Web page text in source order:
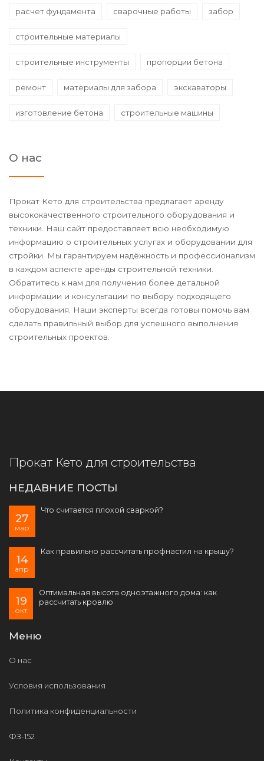
расчет фундамента сварочные работы забор
строительные материалы
строительные инструменты пропорции бетона
ремонт материалы для забора экскаваторы
изготовление бетона строительные машины
О нас
Прокат Кето для строительства предлагает аренду
высококачественного строительного оборудования и
техники. Наш сайт предоставляет всю необходимую
информацию о строительных услугах и оборудовании для
стройки. Мы гарантируем надёжность и профессионализм
в каждом аспекте аренды строительной техники.
Обратитесь к нам для получения более детальной
информации и консультации по выбору подходящего
оборудования. Наши эксперты всегда готовы помочь вам
сделать правильный выбор для успешного выполнения
строительных проектов.
Прокат Кето для строительства
НЕДАВНИЕ ПОСТЫ
27
мар
Что считается плохой сваркой?
14
апр
Как правильно рассчитать профнастил на крышу?
19
окт
Оптимальная высота одноэтажного дома: как
рассчитать кровлю
Меню
О нас
Условия использования
Политика конфиденциальности
ФЗ-152